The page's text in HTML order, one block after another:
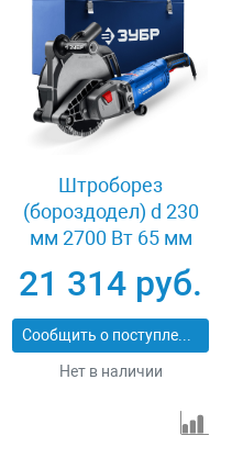
Штроборез
(бороздодел) d 230
мм 2700 Вт 65 мм
метал. ящик Зубр ЗШ-
П65-2700 ПСТК
21 314 руб.
Сообщить о поступлении
Нет в наличии